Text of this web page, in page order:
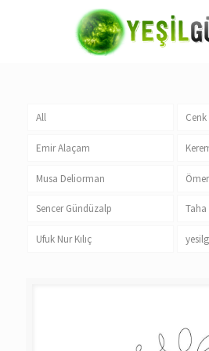
All
Emir Alaçam
Musa Deliorman
Sencer Gündüzalp Taha
Ufuk Nur Kılıç